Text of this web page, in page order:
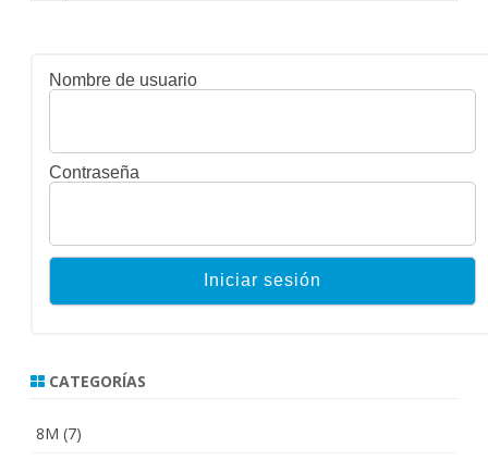
Nombre de usuario
Contraseña
CATEGORÍAS
8M (7)